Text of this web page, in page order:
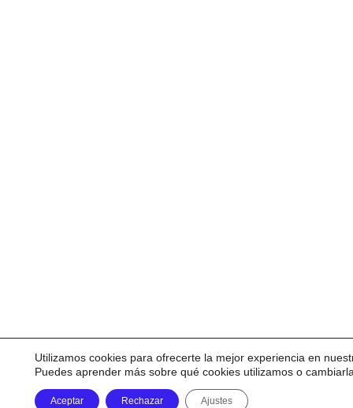
Utilizamos cookies para ofrecerte la mejor experiencia en
Puedes aprender más sobre qué cookies utilizamos o
Aceptar Rechazar Ajustes